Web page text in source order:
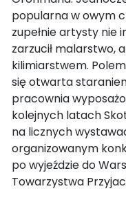
popularna w owym
zupełnie artysty nie
zarzucił malarstwo,
kilimiarstwem.
się otwarta
pracownia
kolejnych latach
na licznych
organizowanym
po wyjeździe do
Towarzystwa